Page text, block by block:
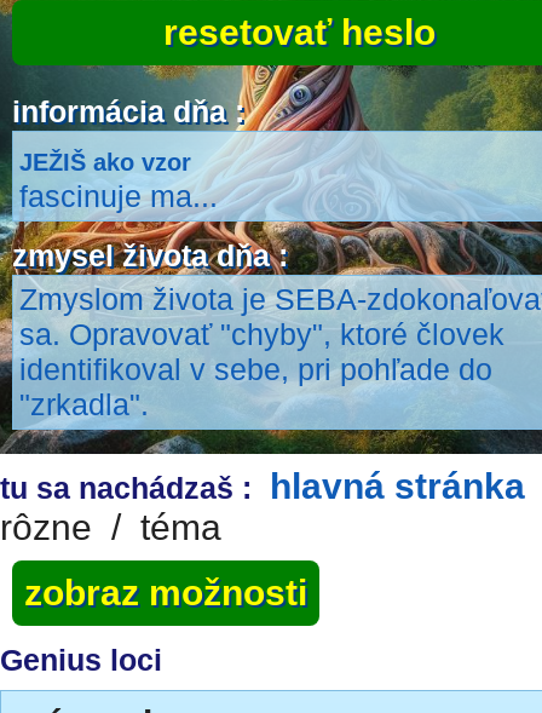
resetovať heslo
informácia dňa :
JEŽIŠ ako vzor
fascinuje ma...
zmysel života dňa :
Zmyslom života je SEBA-
sa. Opravovať "chyby", ktoré človek
identifikoval v sebe, pri pohľade do
"zrkadla".
tu sa nachádzaš : hlavná stránka
rôzne / téma
zobraz možnosti
Genius loci